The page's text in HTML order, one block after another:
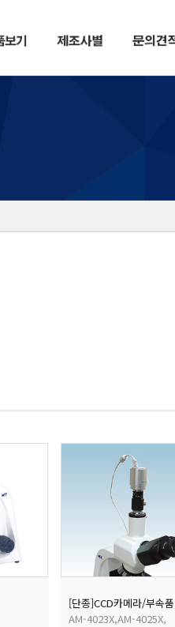
[단종]CCD카메라/부속품
AM-4023X,AM-4025X,